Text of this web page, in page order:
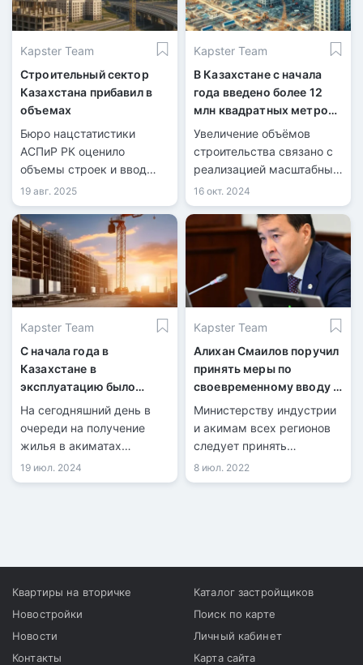
Kapster Team
Строительный сектор
Казахстана прибавил в
объемах
Бюро нацстатистики
АСПиР РК оценило
объемы строек и ввод
объектов за январь–июль
2025
19 авг. 2025
Kapster Team
В Казахстане с начала
года введено более 12
млн квадратных метров
жилья
Увеличение объёмов
строительства связано с
реализацией масштабных
государственных
программ в сфере жилья
и инфраструктуры.
16 окт. 2024
Kapster Team
С начала года в
Казахстане в
эксплуатацию было
сдано 7,4 млн
квадратных метров
жилья
На сегодняшний день в
очереди на получение
жилья в акиматах
зарегистрировано более
650 тысяч человек.
19 июл. 2024
Kapster Team
Алихан Смаилов поручил
принять меры по
своевременному вводу в
эксплуатацию жилья
Министерству индустрии
и акимам всех регионов
следует принять
исчерпывающие меры по
своевременному вводу
8 июл. 2022
Квартиры на вторичке
Новостройки
Новости
Контакты
Каталог застройщиков
Поиск по карте
Личный кабинет
Карта сайта